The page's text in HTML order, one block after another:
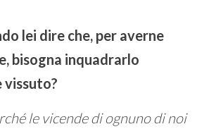
lei dire che, per averne
bisogna inquadrarlo
vissuto?
le vicende di ognuno di noi